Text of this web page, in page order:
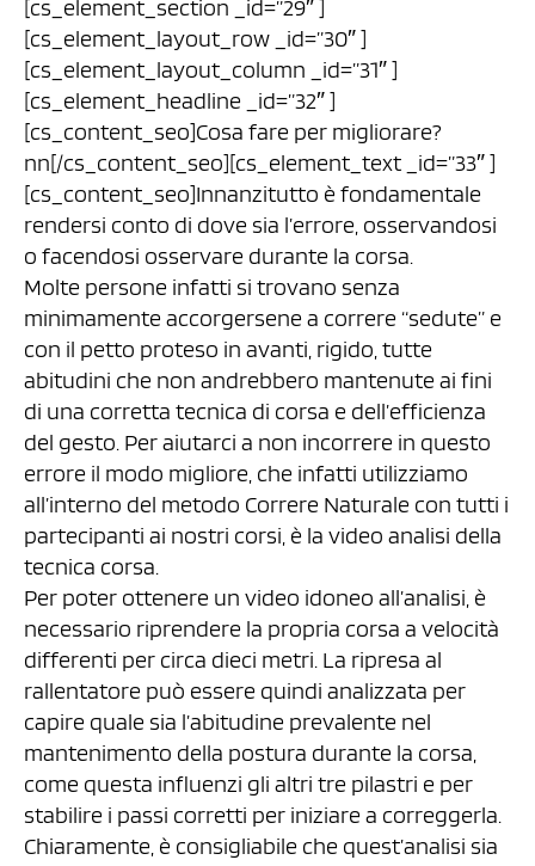
[cs_element_section _id=”29″ ]
[cs_element_layout_row _id=”30″ ]
[cs_element_layout_column _id=”31″ ]
[cs_element_headline _id=”32″ ]
[cs_content_seo]Cosa fare per migliorare?
nn[/cs_content_seo][cs_element_text _id=”33″ ]
[cs_content_seo]Innanzitutto è fondamentale
rendersi conto di dove sia l’errore, osservandosi
o facendosi osservare durante la corsa.
Molte persone infatti si trovano senza
minimamente accorgersene a correre “sedute” e
con il petto proteso in avanti, rigido, tutte
abitudini che non andrebbero mantenute ai fini
di una corretta tecnica di corsa e dell’efficienza
del gesto. Per aiutarci a non incorrere in questo
errore il modo migliore, che infatti utilizziamo
all’interno del metodo Correre Naturale con tutti i
partecipanti ai nostri corsi, è la video analisi della
tecnica corsa.
Per poter ottenere un video idoneo all’analisi, è
necessario riprendere la propria corsa a velocità
differenti per circa dieci metri. La ripresa al
rallentatore può essere quindi analizzata per
capire quale sia l’abitudine prevalente nel
mantenimento della postura durante la corsa,
come questa influenzi gli altri tre pilastri e per
stabilire i passi corretti per iniziare a correggerla.
Chiaramente, è consigliabile che quest’analisi sia